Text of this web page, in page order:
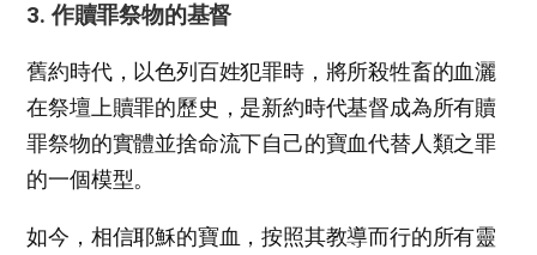
3. 作贖罪祭物的基督
舊約時代，以色列百姓犯罪時，將所殺牲畜的血灑
在祭壇上贖罪的歷史，是新約時代基督成為所有贖
罪祭物的實體並捨命流下自己的寶血代替人類之罪
的一個模型。
如今，相信耶穌的寶血，按照其教導而行的所有靈